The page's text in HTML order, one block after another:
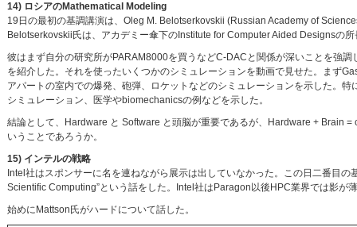
14) ロシアのMathematical Modeling
19日の最初の基調講演は、Oleg M. Belotserkovskii (Russian Academy of
Belotserkovskii氏は、アカデミー傘下のInstitute for Computer Aided Designsの
彼はまず自分の研究所がPARAM8000を買うなどC-DACと関係が深いことを強
を紹介した。それを使ったいくつかのシミュレーションを動画で見せた。まず
アパートの室内での爆発、砲弾、ロケットなどのシミュレーションを示した。
シミュレーション、医学やbiomechanicsの例などを示した。
結論として、Hardware と Software と頭脳が重要であるが、Hardware + Brain
いうことであろうか。
15) インテルの戦略
Intel社はスポンサーに名を連ねながら展示は出していなかった。この日二番目
Scientific Computing”という話をした。Intel社はParagon以後HPC業界では影が
始めにMattson氏がハードについて話した。